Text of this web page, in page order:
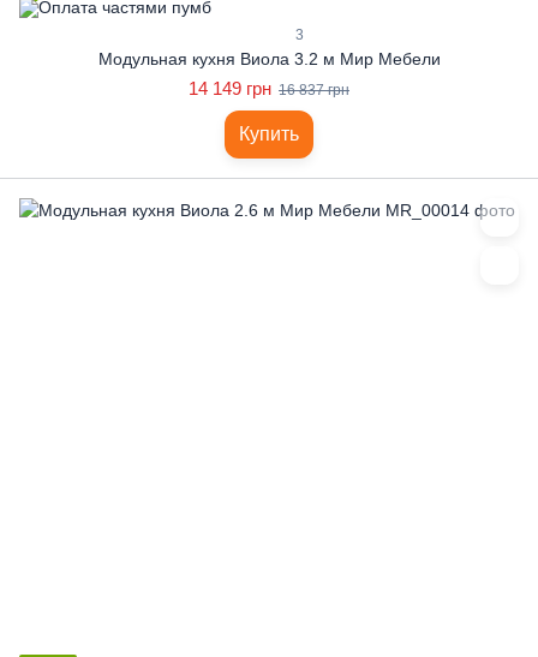
3
Модульная кухня Виола 3.2 м Мир Мебели
14 149 грн 16 837 грн
Купить